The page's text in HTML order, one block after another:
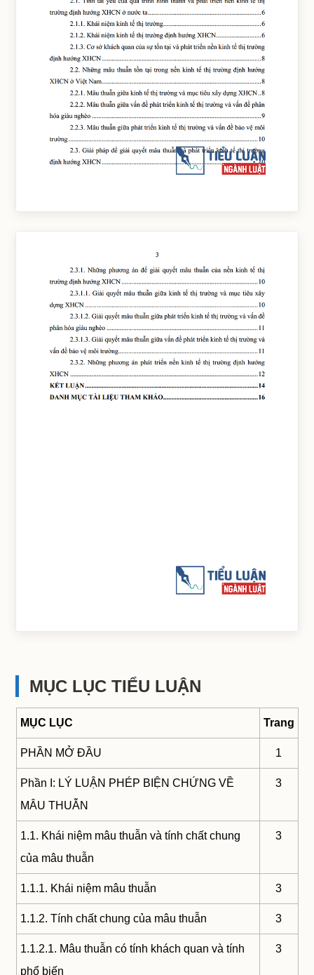
MỤC LỤC TIỂU LUẬN
MỤC LỤC Trang
PHẦN MỞ ĐẦU 1
Phần I: LÝ LUẬN PHÉP BIỆN CHỨNG VỀ
MÂU THUẪN
3
1.1. Khái niệm mâu thuẫn và tính chất chung
của mâu thuẫn
3
1.1.1. Khái niệm mâu thuẫn 3
1.1.2. Tính chất chung của mâu thuẫn 3
1.1.2.1. Mâu thuẫn có tính khách quan và tính
phổ biến
3